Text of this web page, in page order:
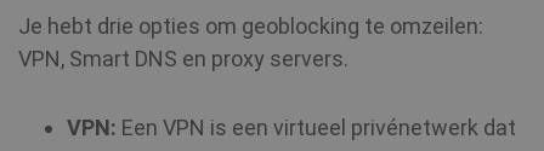
Je hebt drie opties om geoblocking te omzeilen:
VPN, Smart DNS en proxy servers.
VPN: Een VPN is een virtueel privénetwerk dat